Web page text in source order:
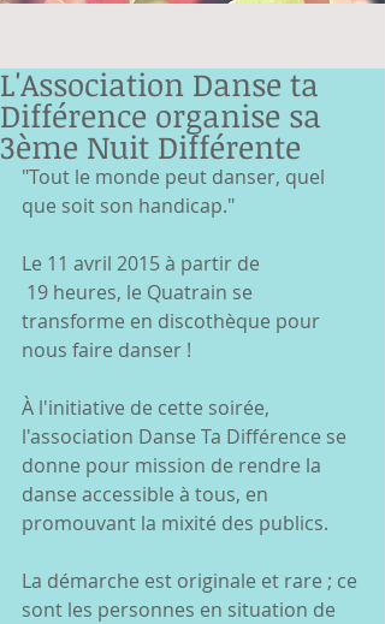
L'Association Danse ta
Différence organise sa
3ème Nuit Différente
"Tout le monde peut danser, quel
que soit son handicap."
Le 11 avril 2015 à partir de
transforme en discothèque pour
nous faire danser !
À l'initiative de cette soirée,
l'association Danse Ta Différence se
donne pour mission de rendre la
danse accessible à tous, en
promouvant la mixité des publics.
La démarche est originale et rare ; ce
sont les personnes en situation de